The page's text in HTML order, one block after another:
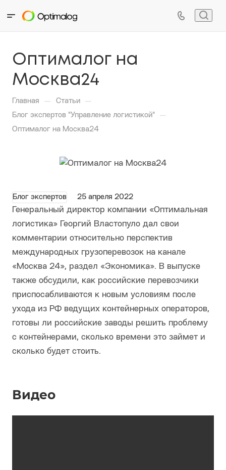
Оптималог на
Москва24
Главная — Статьи —
Блог экспертов "Управление логистикой" —
Оптималог на Москва24
Блог экспертов 25 апреля 2022
Генеральный директор компании «Оптимальная
логистика» Георгий Властопуло дал свои
комментарии относительно перспектив
международных грузоперевозок на канале
«Москва 24», раздел «Экономика». В выпуске
также обсудили, как российские перевозчики
приспосабливаются к новым условиям после
ухода из РФ ведущих контейнерных операторов,
готовы ли российские заводы решить проблему
с контейнерами, сколько времени это займет и
сколько будет стоить.
Видео